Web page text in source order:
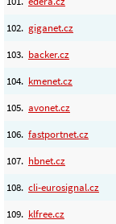
102. giganet.cz
103. backer.cz
104. kmenet.cz
105. avonet.cz
106. fastportnet.cz
107. hbnet.cz
108. cli-eurosignal.cz
109. klfree.cz